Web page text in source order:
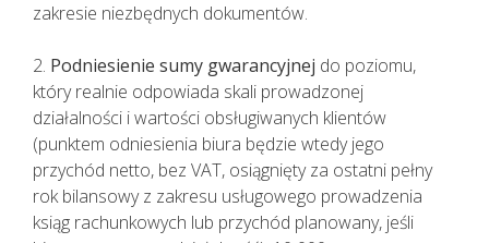
zakresie niezbędnych dokumentów.
2. Podniesienie sumy gwarancyjnej do poziomu,
który realnie odpowiada skali prowadzonej
działalności i wartości obsługiwanych klientów
(punktem odniesienia biura będzie wtedy jego
przychód netto, bez VAT, osiągnięty za ostatni pełny
rok bilansowy z zakresu usługowego prowadzenia
ksiąg rachunkowych lub przychód planowany, jeśli